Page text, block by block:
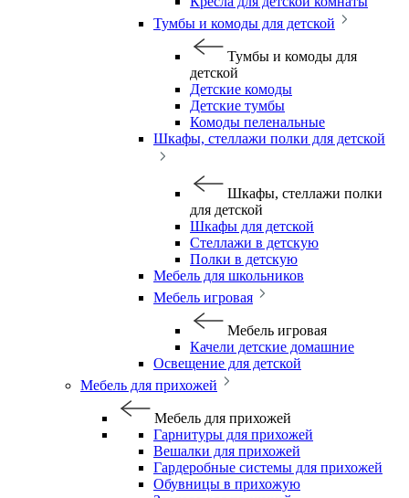
Тумбы и комоды для детской
Тумбы и комоды для
детской
Детские комоды
Детские тумбы
Комоды пеленальные
Шкафы, стеллажи полки для детской
Шкафы, стеллажи полки
для детской
Шкафы для детской
Стеллажи в детскую
Полки в детскую
Мебель для школьников
Мебель игровая
Мебель игровая
Качели детские домашние
Освещение для детской
Мебель для прихожей
Мебель для прихожей
Гарнитуры для прихожей
Вешалки для прихожей
Гардеробные системы для прихожей
Обувницы в прихожую